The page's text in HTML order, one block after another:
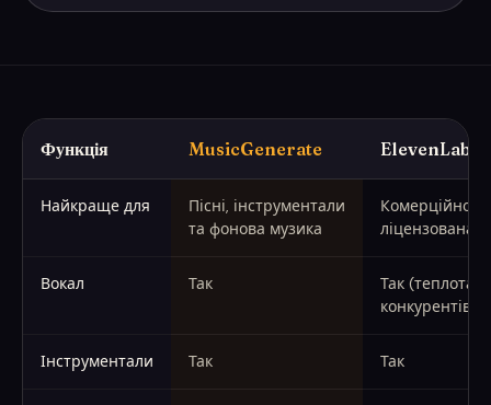
Функція MusicGenerate ElevenLabs
Найкраще для
Пісні, інструментали
та фонова музика
Комерційно
ліцензована
Вокал Так
Так (теплота
конкурентів)
Інструментали Так Так